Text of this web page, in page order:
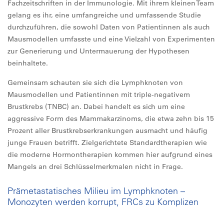
Fachzeitschriften in der Immunologie. Mit ihrem kleinen Team
gelang es ihr, eine umfangreiche und umfassende Studie
durchzuführen, die sowohl Daten von Patientinnen als auch
Mausmodellen umfasste und eine Vielzahl von Experimenten
zur Generierung und Untermauerung der Hypothesen
beinhaltete.
Gemeinsam schauten sie sich die Lymphknoten von
Mausmodellen und Patientinnen mit triple-negativem
Brustkrebs (TNBC) an. Dabei handelt es sich um eine
aggressive Form des Mammakarzinoms, die etwa zehn bis 15
Prozent aller Brustkrebserkrankungen ausmacht und häufig
junge Frauen betrifft. Zielgerichtete Standardtherapien wie
die moderne Hormontherapien kommen hier aufgrund eines
Mangels an drei Schlüsselmerkmalen nicht in Frage.
Prämetastatisches Milieu im Lymphknoten –
Monozyten werden korrupt, FRCs zu Komplizen